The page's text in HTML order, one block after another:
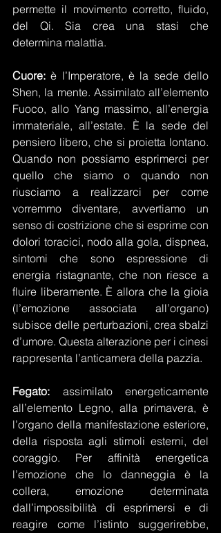
permette il movimento corretto, fluido,
del Qi. Sia crea una stasi che
determina malattia.
Cuore: è l’Imperatore, è la sede dello
Shen, la mente. Assimilato all’elemento
Fuoco, allo Yang massimo, all’energia
immateriale, all’estate. È la sede del
pensiero libero, che si proietta lontano.
Quando non possiamo esprimerci per
quello che siamo o quando non
riusciamo a realizzarci per come
vorremmo diventare, avvertiamo un
senso di costrizione che si esprime con
dolori toracici, nodo alla gola, dispnea,
sintomi che sono espressione di
energia ristagnante, che non riesce a
fluire liberamente. È allora che la gioia
(l’emozione associata all’organo)
subisce delle perturbazioni, crea sbalzi
d’umore. Questa alterazione per i cinesi
rappresenta l’anticamera della pazzia.
Fegato: assimilato energeticamente
all’elemento Legno, alla primavera, è
l’organo della manifestazione esteriore,
della risposta agli stimoli esterni, del
coraggio. Per affinità energetica
l’emozione che lo danneggia è la
collera, emozione determinata
dall’impossibilità di esprimersi e di
reagire come l’istinto suggerirebbe,